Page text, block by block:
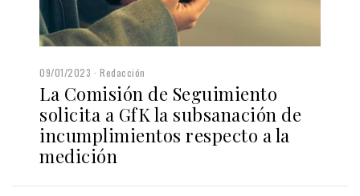
09/01/2023 Redacción
La Comisión de Seguimiento
solicita a GfK la subsanación de
incumplimientos respecto a la
medición